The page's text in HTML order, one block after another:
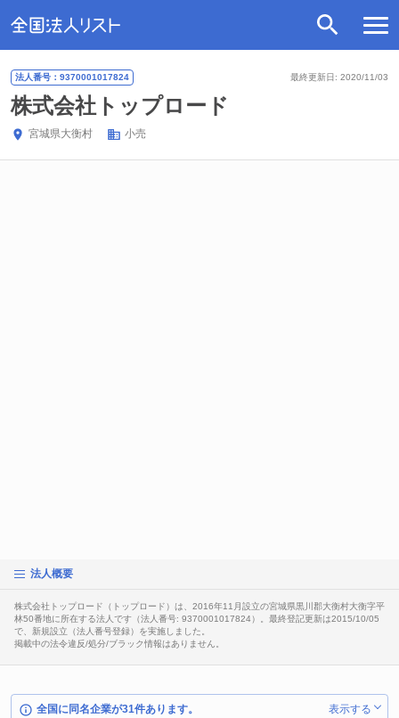
最終更新日: 2020/11/03
法人番号：9370001017824
株式会社トップロード
宮城県大衡村 小売
法人概要
株式会社トップロード（トップロード）は、2016年11月設立の宮城県黒川郡大衡村大衡字平
林50番地に所在する法人です（法人番号: 9370001017824）。最終登記更新は2015/10/05
で、新規設立（法人番号登録）を実施しました。
掲載中の法令違反/処分/ブラック情報はありません。
全国に同名企業が31件あります。 表示する